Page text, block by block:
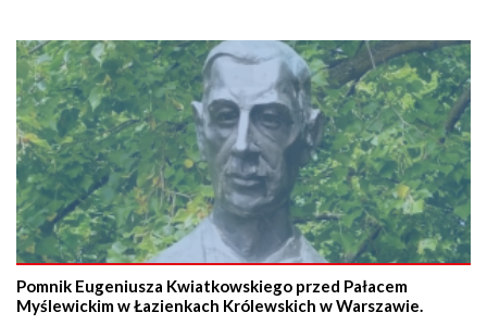
Pomnik Eugeniusza Kwiatkowskiego przed Pałacem
Myślewickim w Łazienkach Królewskich w Warszawie.